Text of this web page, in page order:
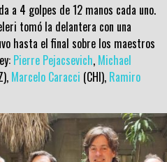
a 4 golpes de 12 manos cada uno.
tomó la delantera con una
hasta el final sobre los maestros
Pierre Pejacsevich, Michael
Marcelo Caracci (CHI), Ramiro